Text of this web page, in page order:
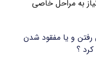
به مراحل خاصی
و یا مفقود شدن
؟